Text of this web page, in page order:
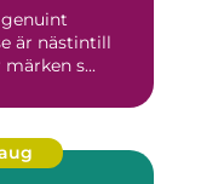
är nästintill
s...